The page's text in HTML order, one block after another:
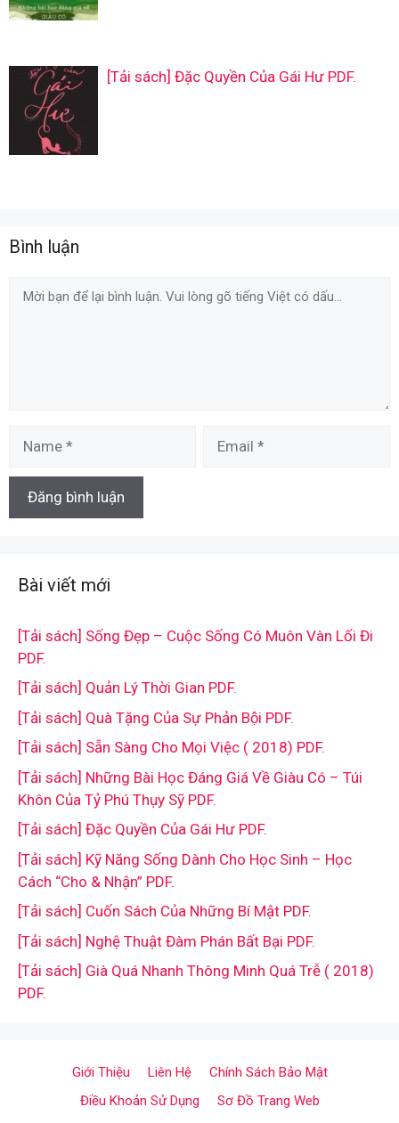
[Tải sách] Đặc Quyền Của Gái Hư PDF.
Bình luận
Comment
Bài viết mới
[Tải sách] Sống Đẹp – Cuộc Sống Có Muôn Vàn Lối Đi
PDF.
[Tải sách] Quản Lý Thời Gian PDF.
[Tải sách] Quà Tặng Của Sự Phản Bội PDF.
[Tải sách] Sẵn Sàng Cho Mọi Việc ( 2018) PDF.
[Tải sách] Những Bài Học Đáng Giá Về Giàu Có – Túi
Khôn Của Tỷ Phú Thụy Sỹ PDF.
[Tải sách] Đặc Quyền Của Gái Hư PDF.
[Tải sách] Kỹ Năng Sống Dành Cho Học Sinh – Học
Cách “Cho & Nhận” PDF.
[Tải sách] Cuốn Sách Của Những Bí Mật PDF.
[Tải sách] Nghệ Thuật Đàm Phán Bất Bại PDF.
[Tải sách] Già Quá Nhanh Thông Minh Quá Trễ ( 2018)
PDF.
Giới Thiệu Liên Hệ
Chính Sách Bảo Mật
Điều Khoản Sử Dụng
Sơ Đồ Trang Web